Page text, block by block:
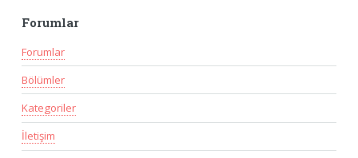
Forumlar
Forumlar
Bölümler
Kategoriler
İletişim